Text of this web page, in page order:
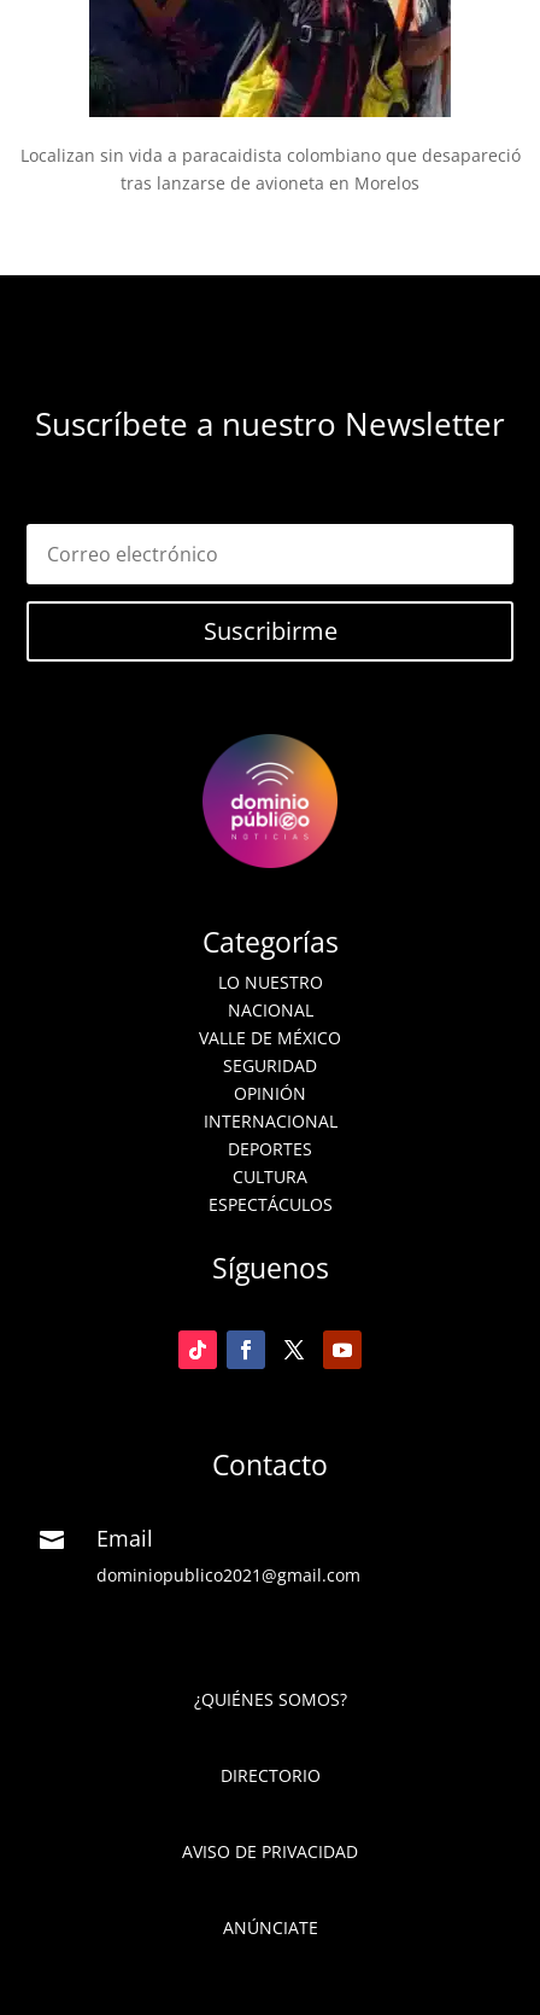
Localizan sin vida a paracaidista colombiano que desapareció
tras lanzarse de avioneta en Morelos
Suscríbete a nuestro Newsletter
Suscribirme
Categorías
LO NUESTRO
NACIONAL
VALLE DE MÉXICO
SEGURIDAD
OPINIÓN
INTERNACIONAL
DEPORTES
CULTURA
ESPECTÁCULOS
Síguenos
Contacto
 Email
dominiopublico2021@gmail.com
¿QUIÉNES SOMOS?
DIRECTORIO
AVISO DE PRIVACIDAD
ANÚNCIATE